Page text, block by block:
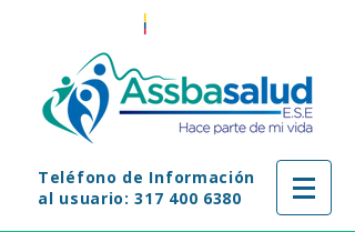
Teléfono de Información
al usuario: 317 400 6380